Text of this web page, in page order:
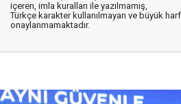
içeren, imla kuralları ile yazılmamış,
Türkçe karakter kullanılmayan ve büyük
onaylanmamaktadır.